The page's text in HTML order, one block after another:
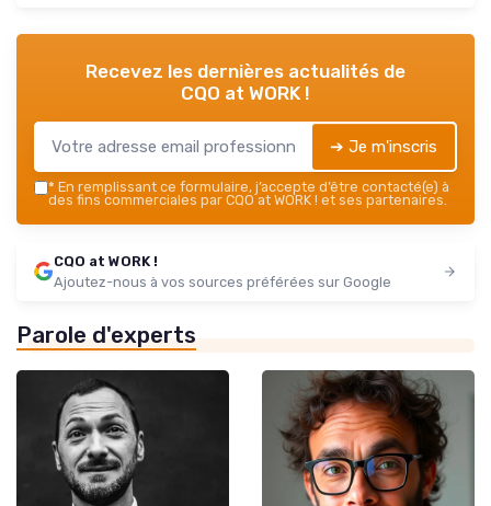
Recevez les dernières actualités de
CQO at WORK !
➔ Je m'inscris
* En remplissant ce formulaire, j’accepte d’être contacté(e) à
des fins commerciales par CQO at WORK ! et ses partenaires.
CQO at WORK !
Ajoutez-nous à vos sources préférées sur Google
Parole d'experts